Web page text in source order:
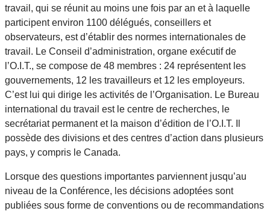
travail, qui se réunit au moins une fois par an et à laquelle
participent environ 1100 délégués, conseillers et
observateurs, est d’établir des normes internationales de
travail. Le Conseil d’administration, organe exécutif de
l’O.I.T., se compose de 48 membres : 24 représentent les
gouvernements, 12 les travailleurs et 12 les employeurs.
C’est lui qui dirige les activités de l’Organisation. Le Bureau
international du travail est le centre de recherches, le
secrétariat permanent et la maison d’édition de l’O.I.T. Il
possède des divisions et des centres d’action dans plusieurs
pays, y compris le Canada.
Lorsque des questions importantes parviennent jusqu’au
niveau de la Conférence, les décisions adoptées sont
publiées sous forme de conventions ou de recommandations